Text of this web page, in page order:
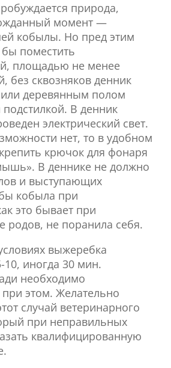
природа,
момент —
кобылы. Но пред этим
поместить
площадью не менее
без сквозняков денник
деревянным полом
В денник
электрический свет.
нет, то в удобном
крючок для фонаря
В деннике не должно
и выступающих
кобыла при
это бывает при
родов, не поранила себя.
выжеребка
10, иногда 30 мин.
необходимо
при этом. Желательно
случай ветеринарного
при неправильных
квалифицированную